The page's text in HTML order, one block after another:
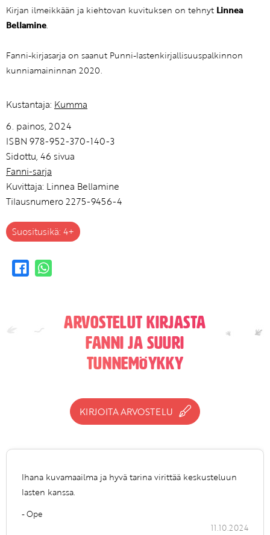
Kirjan ilmeikkään ja kiehtovan kuvituksen on tehnyt Linnea
Bellamine.
Fanni-kirjasarja on saanut Punni-lastenkirjallisuuspalkinnon
kunniamaininnan 2020.
Kustantaja: Kumma
6. painos, 2024
ISBN 978-952-370-140-3
Sidottu, 46 sivua
Fanni-sarja
Kuvittaja: Linnea Bellamine
Tilausnumero 2275-9456-4
Suositusikä: 4+
Arvostelut kirjasta
Fanni ja suuri
tunnemöykky
KIRJOITA ARVOSTELU
Ihana kuvamaailma ja hyvä tarina virittää keskusteluun
lasten kanssa.
- Ope
11.10.2024